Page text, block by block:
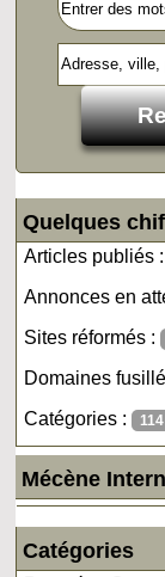
Quelques
Articles publiés
Annonces en
Sites réformés :
Domaines
Catégories : 114
Mécène
Catégories